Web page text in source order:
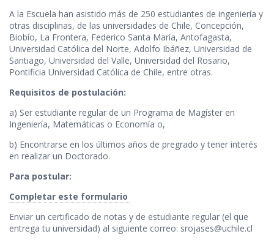
A la Escuela han asistido más de 250 estudiantes de ingeniería y
otras disciplinas, de las universidades de Chile, Concepción,
Biobío, La Frontera, Federico Santa María, Antofagasta,
Universidad Católica del Norte, Adolfo Ibáñez, Universidad de
Santiago, Universidad del Valle, Universidad del Rosario,
Pontificia Universidad Católica de Chile, entre otras.
Requisitos de postulación:
a) Ser estudiante regular de un Programa de Magíster en
Ingeniería, Matemáticas o Economía o,
b) Encontrarse en los últimos años de pregrado y tener interés
en realizar un Doctorado.
Para postular:
Completar este formulario
Enviar un certificado de notas y de estudiante regular (el que
entrega tu universidad) al siguiente correo: srojases@uchile.cl